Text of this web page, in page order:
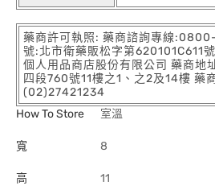
藥商許可執照: 藥商諮詢專線
號:北市衛藥販松字第620101C611
個人用品商店股份有限公司 藥商地
四段760號11樓之1、之2及14樓 藥
(02)27421234
How To Store
室溫
寬 8
高 11